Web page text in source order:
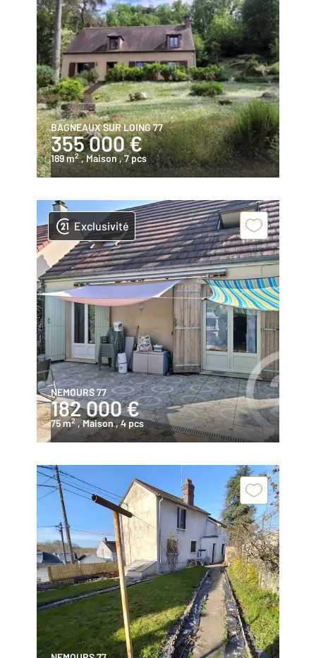
BAGNEAUX SUR LOING 77
355 000 €
189 m2 , Maison, 7 pcs
Exclusivité
NEMOURS 77
182 000 €
75 m2 , Maison, 4 pcs